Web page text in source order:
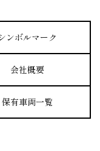
ンボルマーク
会社概要
保有車両一覧